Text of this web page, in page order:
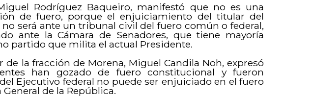
Rodríguez Baqueiro, manifestó que no es una
de fuero, porque el enjuiciamiento del titular del
será ante un tribunal civil del fuero común o federal,
ante la Cámara de Senadores, que tiene mayoría
partido que milita el actual Presidente.
de la fracción de Morena, Miguel Candila Noh, expresó
han gozado de fuero constitucional y fueron
Ejecutivo federal no puede ser enjuiciado en el fuero
de la República.